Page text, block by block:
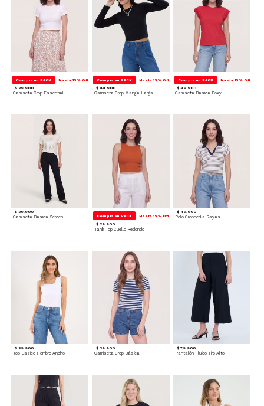
Compra en PACK Hasta 15% Off
$ 39.900
Camiseta Crop Essential
Compra en PACK Hasta 15% Off
$ 44.900
Camiseta Crop Manga Larga
Compra en PACK Hasta 15% Off
$ 49.900
Camiseta Basica Boxy
$ 39.900
Camiseta Basica Screen Compra en PACK Hasta 15% Off
$ 29.900
Tank Top Cuello Redondo
$ 49.900
Polo Cropped a Rayas
$ 39.900
Top Basico Hombro Ancho
$ 39.900
Camiseta Crop Básica
$ 79.900
Pantalón Fluido Tiro Alto